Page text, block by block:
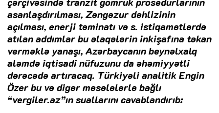
asanlaşdırılması, Zəngəzur dəhlizinin
açılması, enerji təminatı və s. istiqamətlərdə
atılan addımlar bu əlaqələrin inkişafına təkan
verməklə yanaşı, Azərbaycanın beynəlxalq
aləmdə iqtisadi nüfuzunu da əhəmiyyətli
dərəcədə artıracaq. Türkiyəli analitik Engin
Özer bu və digər məsələlərlə bağlı
“vergiler.az”ın suallarını cavablandırıb: